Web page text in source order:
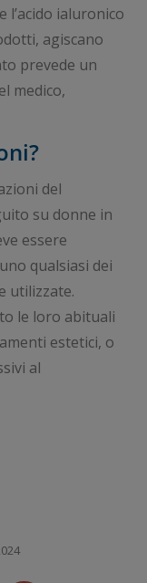
l’acido ialuronico
agiscano
prevede un
medico,
del
su donne in
essere
qualsiasi dei
utilizzate.
le loro abituali
estetici, o
al